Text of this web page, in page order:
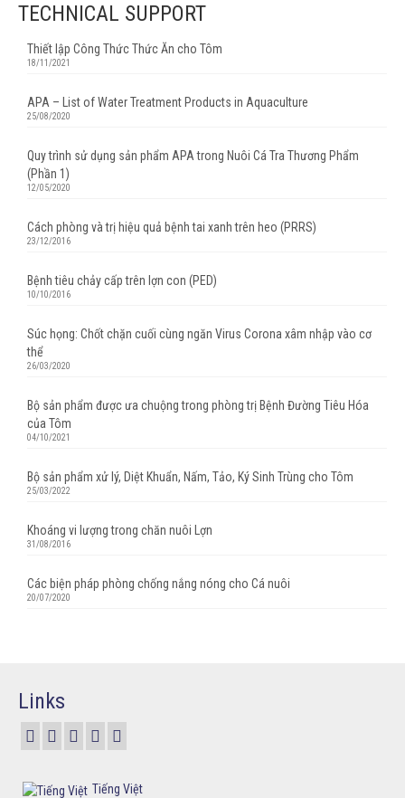
TECHNICAL SUPPORT
Thiết lập Công Thức Thức Ăn cho Tôm
18/11/2021
APA – List of Water Treatment Products in Aquaculture
25/08/2020
Quy trình sử dụng sản phẩm APA trong Nuôi Cá Tra Thương Phẩm
(Phần 1)
12/05/2020
Cách phòng và trị hiệu quả bệnh tai xanh trên heo (PRRS)
23/12/2016
Bệnh tiêu chảy cấp trên lợn con (PED)
10/10/2016
Súc họng: Chốt chặn cuối cùng ngăn Virus Corona xâm nhập vào cơ
thể
26/03/2020
Bộ sản phẩm được ưa chuộng trong phòng trị Bệnh Đường Tiêu Hóa
của Tôm
04/10/2021
Bộ sản phẩm xử lý, Diệt Khuẩn, Nấm, Tảo, Ký Sinh Trùng cho Tôm
25/03/2022
Khoáng vi lượng trong chăn nuôi Lợn
31/08/2016
Các biện pháp phòng chống nắng nóng cho Cá nuôi
20/07/2020
Links
Tiếng Việt